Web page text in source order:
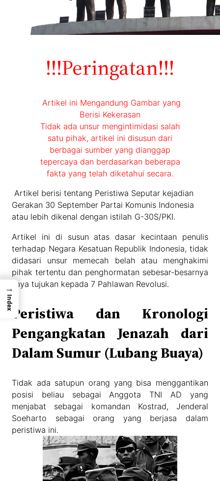
!!!Peringatan!!!
Artikel ini Mengandung Gambar yang
Berisi Kekerasan
Tidak ada unsur mengintimidasi salah
satu pihak, artikel ini disusun dari
berbagai sumber yang dianggap
tepercaya dan berdasarkan beberapa
fakta yang telah diketahui secara.
Artikel berisi tentang Peristiwa Seputar kejadian
Gerakan 30 September Partai Komunis Indonesia
atau lebih dikenal dengan istilah G-30S/PKI.
Artikel ini di susun atas dasar kecintaan penulis
terhadap Negara Kesatuan Republik Indonesia, tidak
didasari unsur memecah belah atau menghakimi
pihak tertentu dan penghormatan sebesar-besarnya
saya tujukan kepada 7 Pahlawan Revolusi.
Peristiwa dan Kronologi
Pengangkatan Jenazah dari
Dalam Sumur (Lubang Buaya)
Tidak ada satupun orang yang bisa menggantikan
posisi beliau sebagai Anggota TNI AD yang
menjabat sebagai komandan Kostrad, Jenderal
Soeharto sebagai orang yang berjasa dalam
peristiwa ini.
→
Index